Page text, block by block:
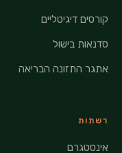
קורסים דיגיטליים
סדנאות בישול
אתגר התזונה הבריאה
רשתות
אינסטגרם